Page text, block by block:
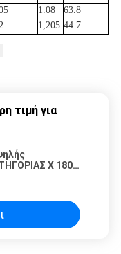
1.08
63.8
1,205 44.7
τιμή για
Χ 180